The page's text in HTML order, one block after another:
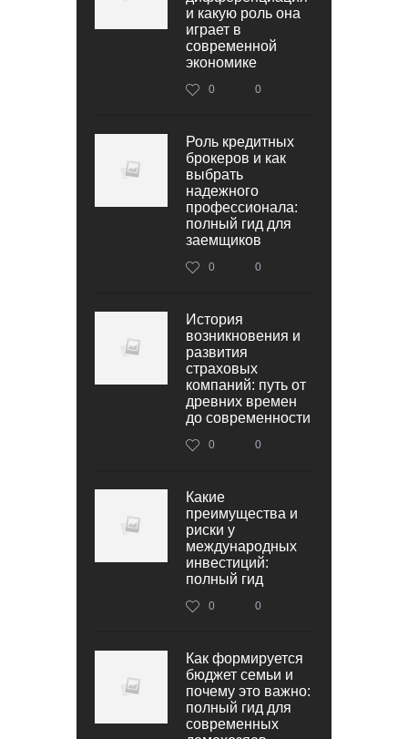
и какую роль она
играет в
современной
экономике
0 0
Роль кредитных
брокеров и как
выбрать
надежного
профессионала:
полный гид для
заемщиков
0 0
История
возникновения и
развития
страховых
компаний: путь от
древних времен
до современности
0 0
Какие
преимущества и
риски у
международных
инвестиций:
полный гид
0 0
Как формируется
бюджет семьи и
почему это важно:
полный гид для
современных